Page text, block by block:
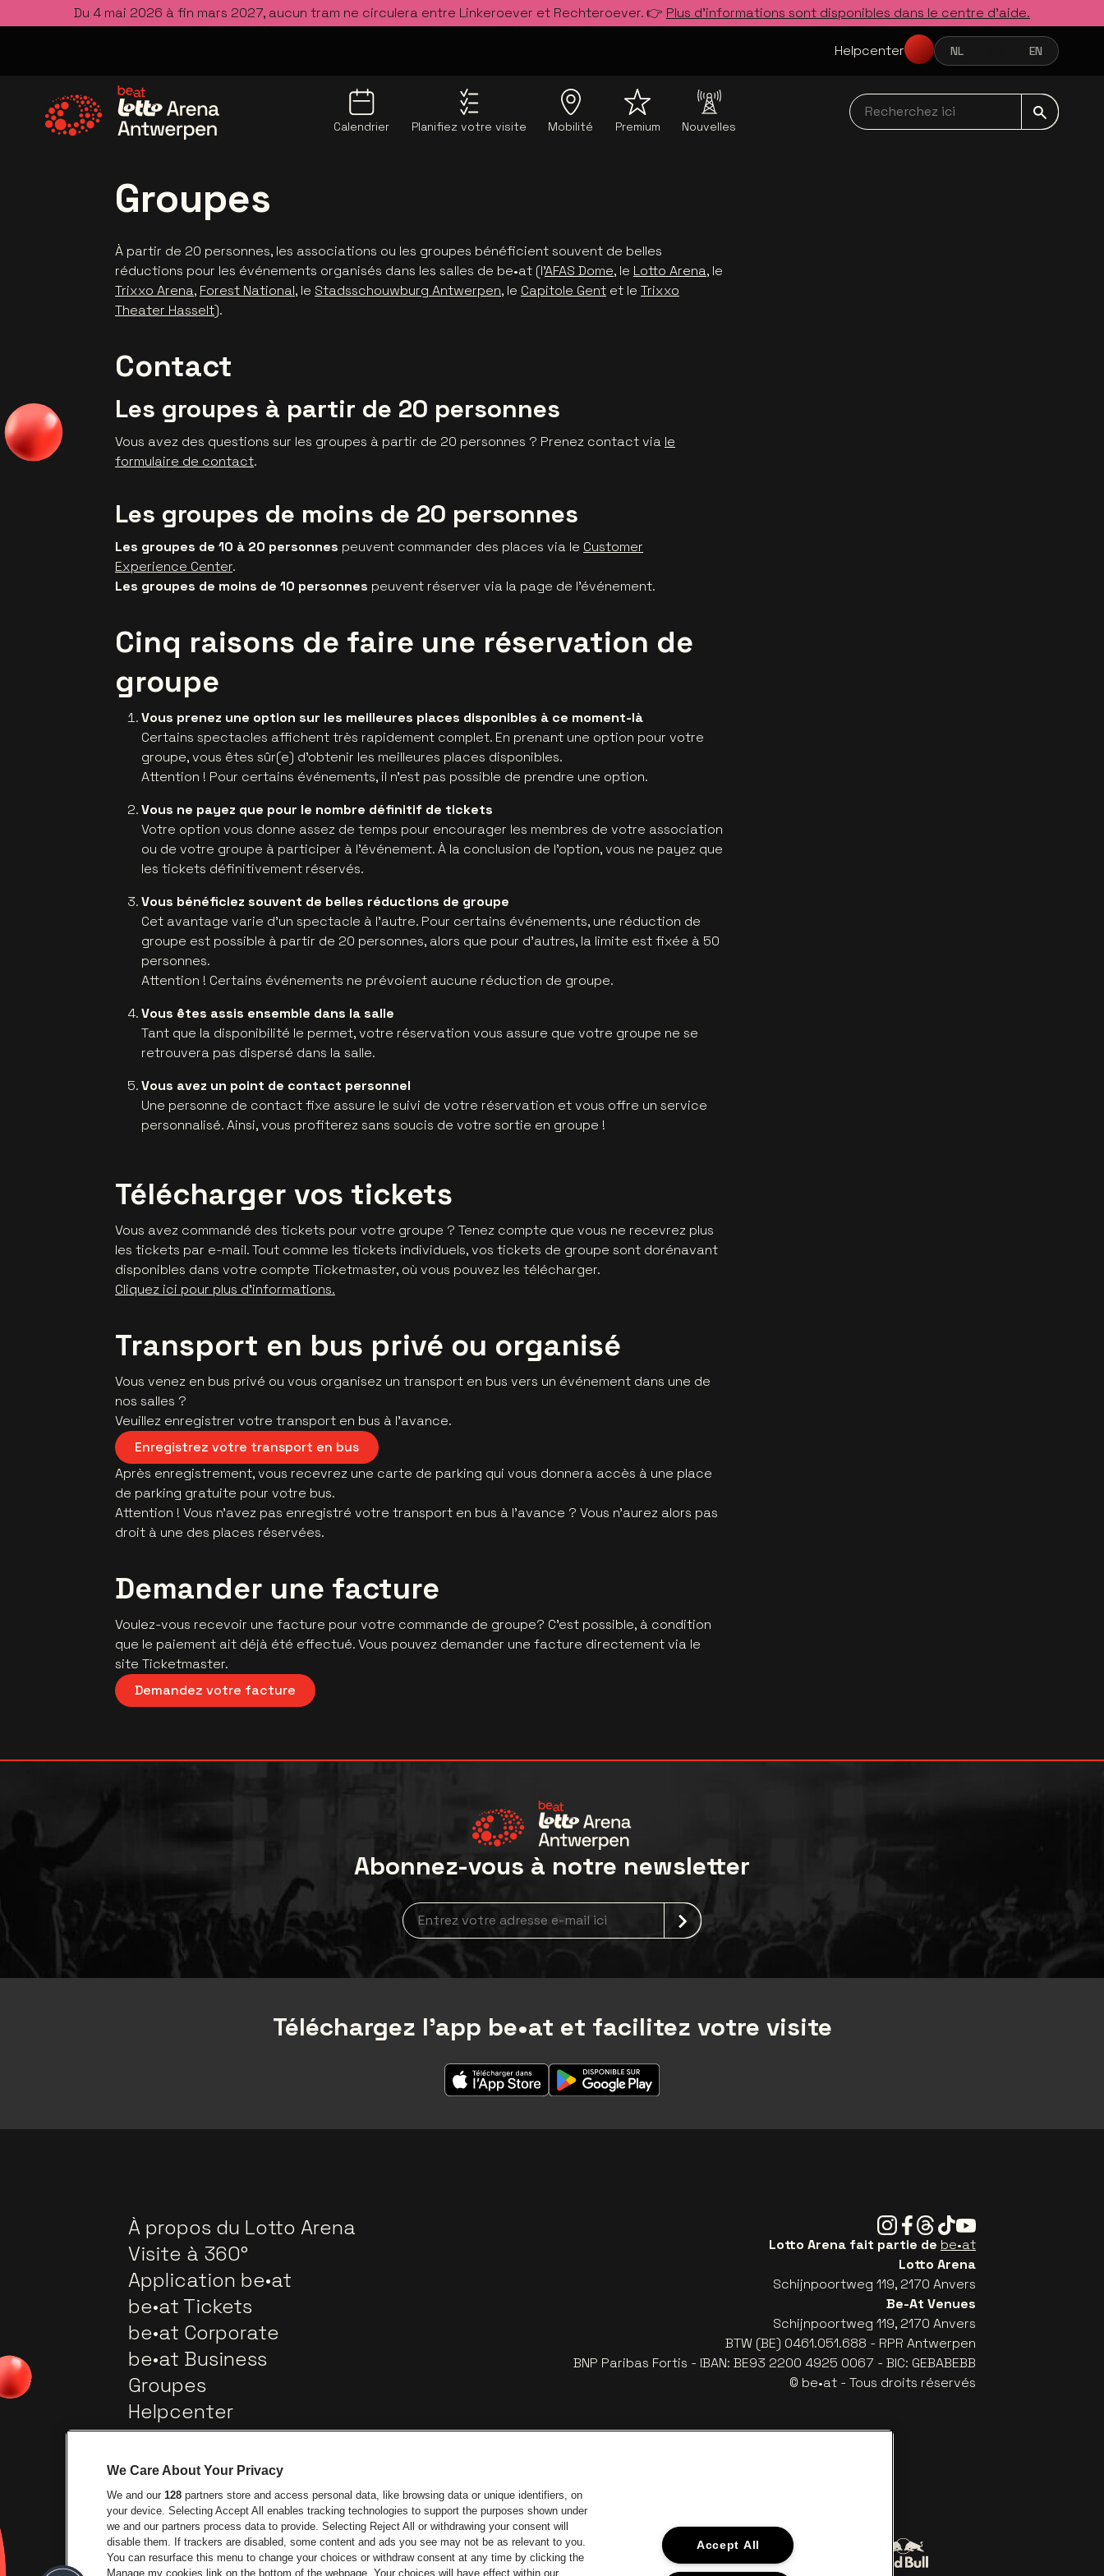
Du 4 mai 2026 à fin mars 2027, aucun tram ne circulera entre Linkeroever et Rechteroever. 👉 Plus d’informations sont disponibles dans le centre d’aide.
Helpcenter NEDERLANDS
NL FRANÇAISENGLISH
EN
Calendrier Planifiez votre visite Mobilité Premium Nouvelles
Recherchez ici navbar
Groupes
À partir de 20 personnes, les associations ou les groupes bénéficient souvent de belles
réductions pour les événements organisés dans les salles de be•at (l'AFAS Dome, le Lotto Arena, le
Trixxo Arena, Forest National, le Stadsschouwburg Antwerpen, le Capitole Gent et le Trixxo
Theater Hasselt).
Contact
Les groupes à partir de 20 personnes
Vous avez des questions sur les groupes à partir de 20 personnes ? Prenez contact via le
formulaire de contact.
Les groupes de moins de 20 personnes
Les groupes de 10 à 20 personnes peuvent commander des places via le Customer
Experience Center.
Les groupes de moins de 10 personnes peuvent réserver via la page de l’événement.
Cinq raisons de faire une réservation de
groupe
Vous prenez une option sur les meilleures places disponibles à ce moment-là
Certains spectacles affichent très rapidement complet. En prenant une option pour votre
groupe, vous êtes sûr(e) d’obtenir les meilleures places disponibles.
Attention ! Pour certains événements, il n’est pas possible de prendre une option.
Vous ne payez que pour le nombre définitif de tickets
Votre option vous donne assez de temps pour encourager les membres de votre association
ou de votre groupe à participer à l’événement. À la conclusion de l’option, vous ne payez que
les tickets définitivement réservés.
Vous bénéficiez souvent de belles réductions de groupe
Cet avantage varie d’un spectacle à l’autre. Pour certains événements, une réduction de
groupe est possible à partir de 20 personnes, alors que pour d’autres, la limite est fixée à 50
personnes.
Attention ! Certains événements ne prévoient aucune réduction de groupe.
Vous êtes assis ensemble dans la salle
Tant que la disponibilité le permet, votre réservation vous assure que votre groupe ne se
retrouvera pas dispersé dans la salle.
Vous avez un point de contact personnel
Une personne de contact fixe assure le suivi de votre réservation et vous offre un service
personnalisé. Ainsi, vous profiterez sans soucis de votre sortie en groupe !
Télécharger vos tickets
Vous avez commandé des tickets pour votre groupe ? Tenez compte que vous ne recevrez plus
les tickets par e-mail. Tout comme les tickets individuels, vos tickets de groupe sont dorénavant
disponibles dans votre compte Ticketmaster, où vous pouvez les télécharger.
Cliquez ici pour plus d'informations.
Transport en bus privé ou organisé
Vous venez en bus privé ou vous organisez un transport en bus vers un événement dans une de
nos salles ?
Veuillez enregistrer votre transport en bus à l'avance.
Enregistrez votre transport en bus
Après enregistrement, vous recevrez une carte de parking qui vous donnera accès à une place
de parking gratuite pour votre bus.
Attention ! Vous n'avez pas enregistré votre transport en bus à l'avance ? Vous n'aurez alors pas
droit à une des places réservées.
Demander une facture
Voulez-vous recevoir une facture pour votre commande de groupe? C’est possible, à condition
que le paiement ait déjà été effectué. Vous pouvez demander une facture directement via le
site Ticketmaster.
Demandez votre facture
Abonnez-vous à notre newsletter
Inscription à la newsletter
Téléchargez l'app be•at et facilitez votre visite
À propos du Lotto Arena
Visite à 360°
Application be•at
be•at Tickets
be•at Corporate
be•at Business
Groupes
Helpcenter
Contact
Instagram
Facebook
Threads
TiktokYoutube
Lotto Arena fait partie de be•at
Lotto Arena
Schijnpoortweg 119, 2170 Anvers
Be-At Venues
Schijnpoortweg 119, 2170 Anvers
BTW (BE) 0461.051.688 - RPR Antwerpen
BNP Paribas Fortis - IBAN: BE93 2200 4925 0067 - BIC: GEBABEBB
© be•at - Tous droits réservés
We Care About Your Privacy
We and our 128 partners store and access personal data, like browsing data or unique identifiers, on
your device. Selecting Accept All enables tracking technologies to support the purposes shown under
we and our partners process data to provide. Selecting Reject All or withdrawing your consent will
disable them. If trackers are disabled, some content and ads you see may not be as relevant to you.
You can resurface this menu to change your choices or withdraw consent at any time by clicking the
Manage my cookies link on the bottom of the webpage. Your choices will have effect within our
Accept All